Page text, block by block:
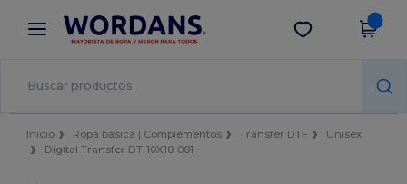
× App de Wordans
¡Mejores precios en app!
Descargar app
Inicio Ropa básica | Complementos Transfer DTF
Unisex
Digital Transfer DT-10X10-001